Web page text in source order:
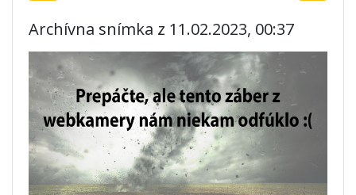
Archívna snímka z 11.02.2023, 00:37